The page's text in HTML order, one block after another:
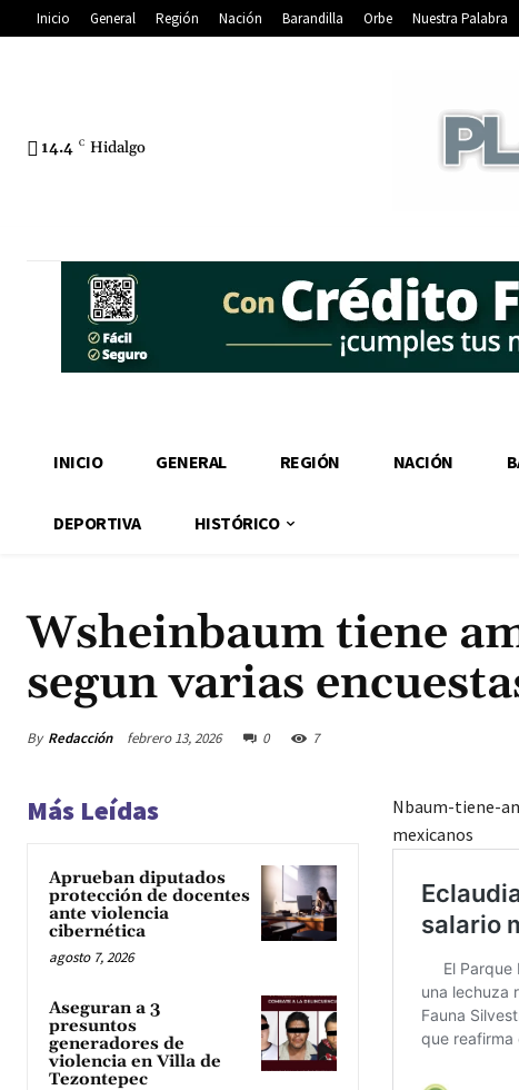
Inicio General Región Nación Barandilla Orbe Nuestra Palabra
14.4 C Hidalgo
INICIO GENERAL REGIÓN NACIÓN
DEPORTIVA HISTÓRICO
Wsheinbaum tiene
segun varias
By Redacción febrero 13, 2026 0 7
Más Leídas
Aprueban diputados
protección de docentes
ante violencia
cibernética
agosto 7, 2026
Aseguran a 3
presuntos
generadores de
violencia en Villa de
Tezontepec
Nbaum-tiene-
mexicanos